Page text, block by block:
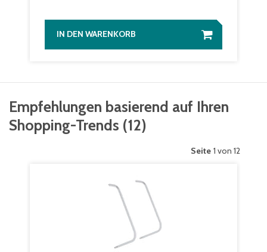
IN DEN WARENKORB
Empfehlungen basierend auf Ihren
Shopping-Trends (12)
Seite 1 von 12